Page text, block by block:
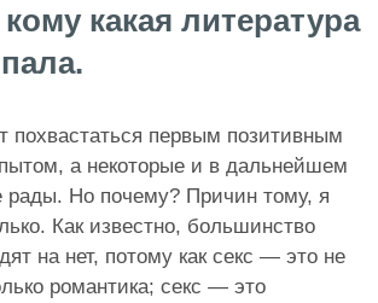
какая литература
похвастаться первым позитивным
а некоторые и в дальнейшем
рады. Но почему? Причин тому, я
Как известно, большинство
на нет, потому как секс — это не
романтика; секс — это